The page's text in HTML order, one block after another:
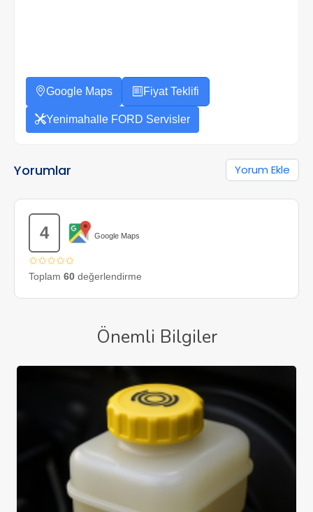
Google Maps Fiyat Teklifi
Yenimahalle FORD Servisler
Yorumlar Yorum Ekle
4 Google Maps
✩✩✩✩✩
Toplam 60 değerlendirme
Önemli Bilgiler